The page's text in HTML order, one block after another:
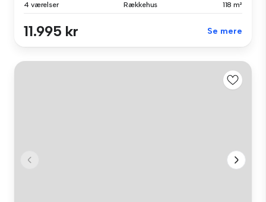
4 værelser Rækkehus 118 m²
11.995 kr Se mere